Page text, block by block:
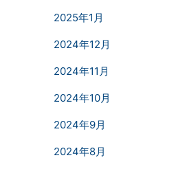
2025年1月
2024年12月
2024年11月
2024年10月
2024年9月
2024年8月